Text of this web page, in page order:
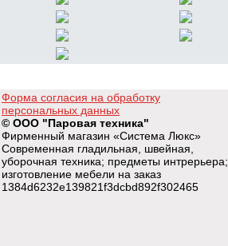
Форма согласия на обработку
персональных данных
© ООО "Паровая техника"
Фирменный магазин «Система Люкс»
Современная гладильная, швейная,
уборочная техника; предметы интрерьера;
изготовление мебели на заказ
1384d6232e139821f3dcbd892f302465